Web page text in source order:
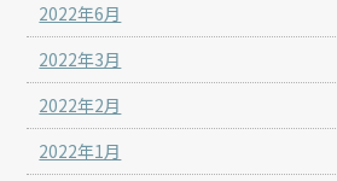
2022年6月
2022年3月
2022年2月
2022年1月